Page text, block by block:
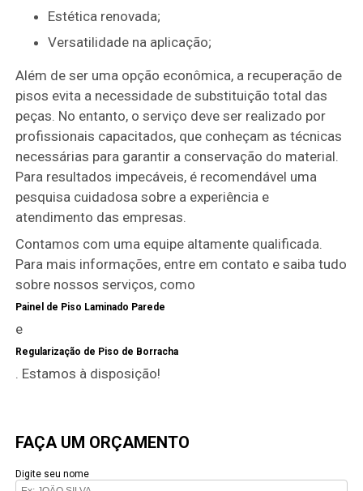
Estética renovada;
Versatilidade na aplicação;
Além de ser uma opção econômica, a recuperação de
pisos evita a necessidade de substituição total das
peças. No entanto, o serviço deve ser realizado por
profissionais capacitados, que conheçam as técnicas
necessárias para garantir a conservação do material.
Para resultados impecáveis, é recomendável uma
pesquisa cuidadosa sobre a experiência e
atendimento das empresas.
Contamos com uma equipe altamente qualificada.
Para mais informações, entre em contato e saiba tudo
sobre nossos serviços, como
Painel de Piso Laminado Parede
e
Regularização de Piso de Borracha
. Estamos à disposição!
FAÇA UM ORÇAMENTO
Digite seu nome